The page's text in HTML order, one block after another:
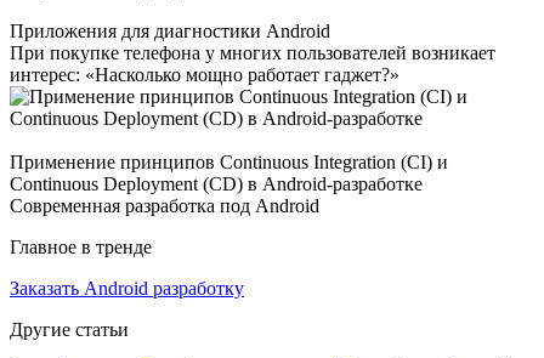
Приложения для диагностики Android
При покупке телефона у многих пользователей возникает
интерес: «Насколько мощно работает гаджет?»
Применение принципов Continuous Integration (CI) и
Continuous Deployment (CD) в Android-разработке
Современная разработка под Android
Главное в тренде
Заказать Android разработку
Другие статьи